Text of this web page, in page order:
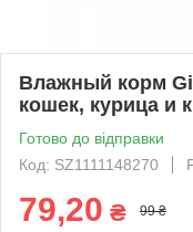
Влажный корм
кошек, курица и
Готово до відправки
Код: SZ1111148270
79,20 ₴ 99 ₴